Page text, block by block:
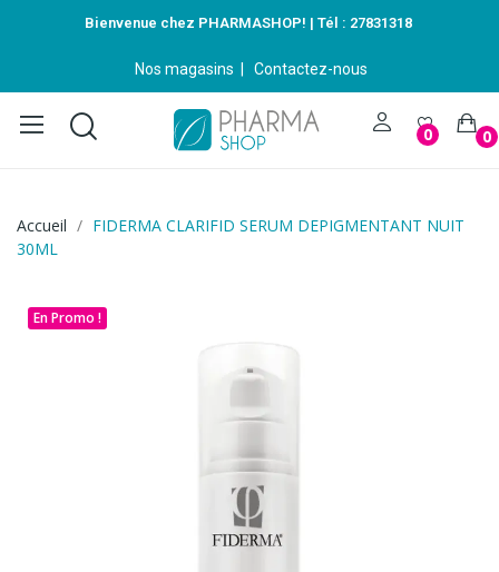
Bienvenue chez PHARMASHOP! | Tél : 27831318
Nos magasins Contactez-nous
0 0
Accueil
FIDERMA CLARIFID SERUM DEPIGMENTANT NUIT
30ML
En Promo !